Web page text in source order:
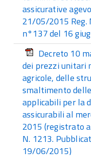
assicurative
21/05/2015 Reg.
n°137 del 16
Decreto 10
dei prezzi unitari
agricole, delle
smaltimento
applicabili per la
assicurabili al
2015 (registrato
N. 1213.
19/06/2015)